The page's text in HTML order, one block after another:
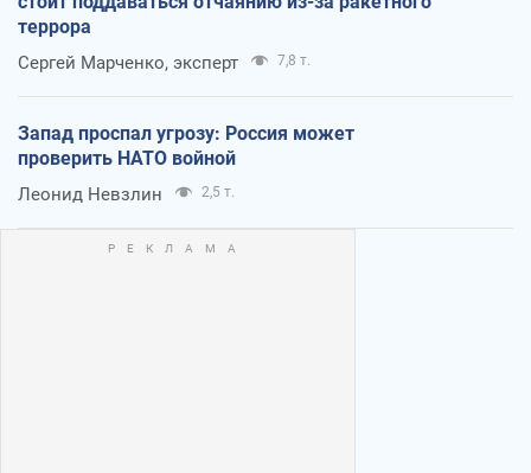
террора
Сергей Марченко, эксперт 7,8 т.
Запад проспал угрозу: Россия может
проверить НАТО войной
Леонид Невзлин 2,5 т.